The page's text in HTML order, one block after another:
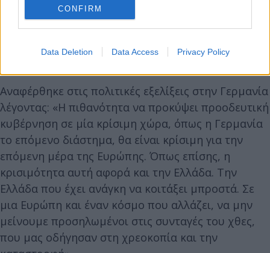
CONFIRM
Data Deletion Data Access Privacy Policy
Αναφέρθηκε στις πολιτικές εξελίξεις στην Γερμανία
λέγοντας: «Η πιθανότητα να προκύψει προοδευτική
κυβέρνηση σε μία κρίσιμη χώρα, όπως η Γερμανία
το επόμενο διάστημα, θα είναι κρίσιμη για την
επόμενη μέρα της Ευρώπης. Όπως επίσης, η
κρισιμότητα αυτή αφορά και την Ελλάδα. Την
Ελλάδα που έχει ανάγκη να κοιτάξει μπροστά. Σε
μια Ευρώπη και έναν κόσμο που αλλάζει, να μην
μείνουμε προσηλωμένοι στις συνταγές του χθες,
που μας οδήγησαν στη χρεοκοπία και την